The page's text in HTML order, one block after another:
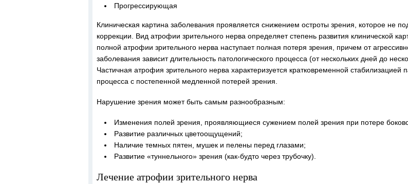
Прогрессирующая
Клиническая картина заболевания проявляется снижением остроты зрения, которое не
коррекции. Вид атрофии зрительного нерва определяет степень развития клинической
полной атрофии зрительного нерва наступает полная потеря зрения, причем от
заболевания зависит длительность патологического процесса (от нескольких дней до
Частичная атрофия зрительного нерва характеризуется кратковременной стабилизацией
процесса с постепенной медленной потерей зрения.
Нарушение зрения может быть самым разнообразным:
Изменения полей зрения, проявляющиеся сужением полей зрения при потере
Развитие различных цветоощущений;
Наличие темных пятен, мушек и пелены перед глазами;
Развитие «туннельного» зрения (как-будто через трубочку).
Лечение атрофии зрительного нерва